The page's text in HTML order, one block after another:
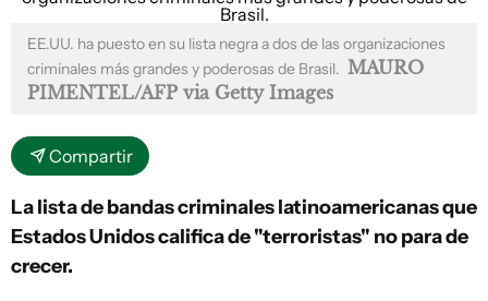
EE.UU. ha puesto en su lista negra a dos de las organizaciones
criminales más grandes y poderosas de Brasil. MAURO
PIMENTEL/AFP via Getty Images
Compartir
La lista de bandas criminales latinoamericanas que
Estados Unidos califica de "terroristas" no para de
crecer.